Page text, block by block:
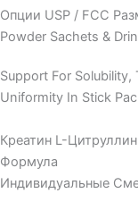
Опции USP / FCC
Powder Sachets &
Support For Solubility,
Uniformity In Stick
Креатин L-Цитруллин
Формула
Индивидуальные